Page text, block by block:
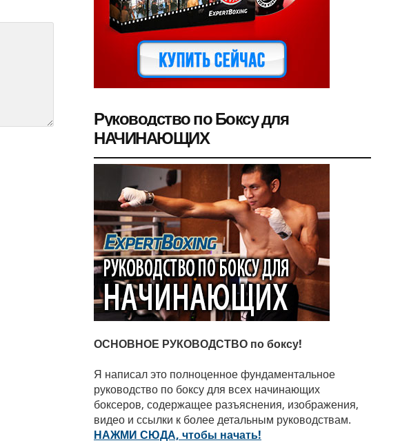
Руководство по Боксу для
НАЧИНАЮЩИХ
ОСНОВНОЕ РУКОВОДСТВО по боксу!
Я написал это полноценное фундаментальное
руководство по боксу для всех начинающих
боксеров, содержащее разъяснения, изображения,
видео и ссылки к более детальным руководствам.
НАЖМИ СЮДА, чтобы начать!